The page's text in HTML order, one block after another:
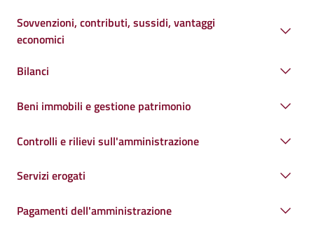
Sovvenzioni, contributi, sussidi, vantaggi
economici
Bilanci
Beni immobili e gestione patrimonio
Controlli e rilievi sull'amministrazione
Servizi erogati
Pagamenti dell'amministrazione